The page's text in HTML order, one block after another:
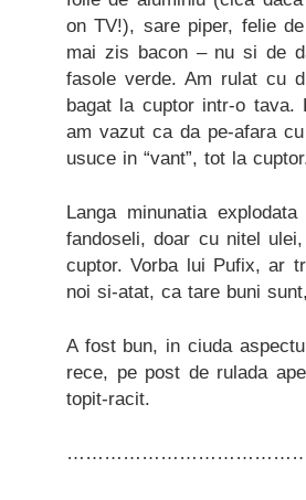
on TV!), sare piper, felie
mai zis bacon – nu si de
fasole verde. Am rulat cu
bagat la cuptor intr-o tava.
am vazut ca da pe-afara
usuce in “vant”, tot la
Langa minunatia
fandoseli, doar cu nitel
cuptor. Vorba lui Pufix, ar
noi si-atat, ca tare buni
A fost bun, in ciuda
rece, pe post de rulada
topit-racit.